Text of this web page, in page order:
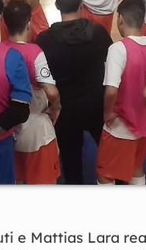
e Mattias Lara